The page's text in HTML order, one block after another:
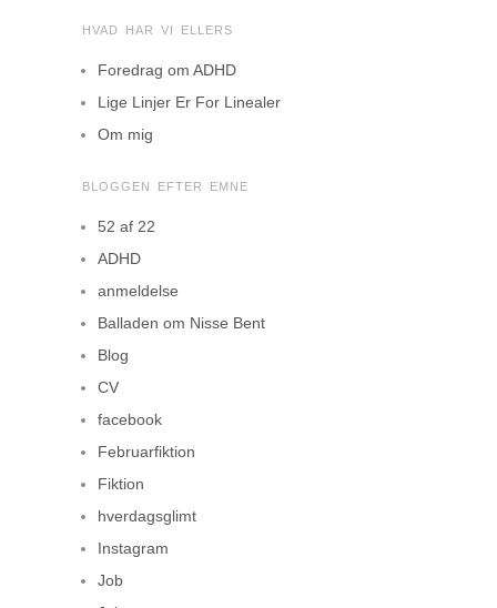
HVAD HAR VI ELLERS
Foredrag om ADHD
Lige Linjer Er For Linealer
Om mig
BLOGGEN EFTER EMNE
52 af 22
ADHD
anmeldelse
Balladen om Nisse Bent
Blog
CV
facebook
Februarfiktion
Fiktion
hverdagsglimt
Instagram
Job